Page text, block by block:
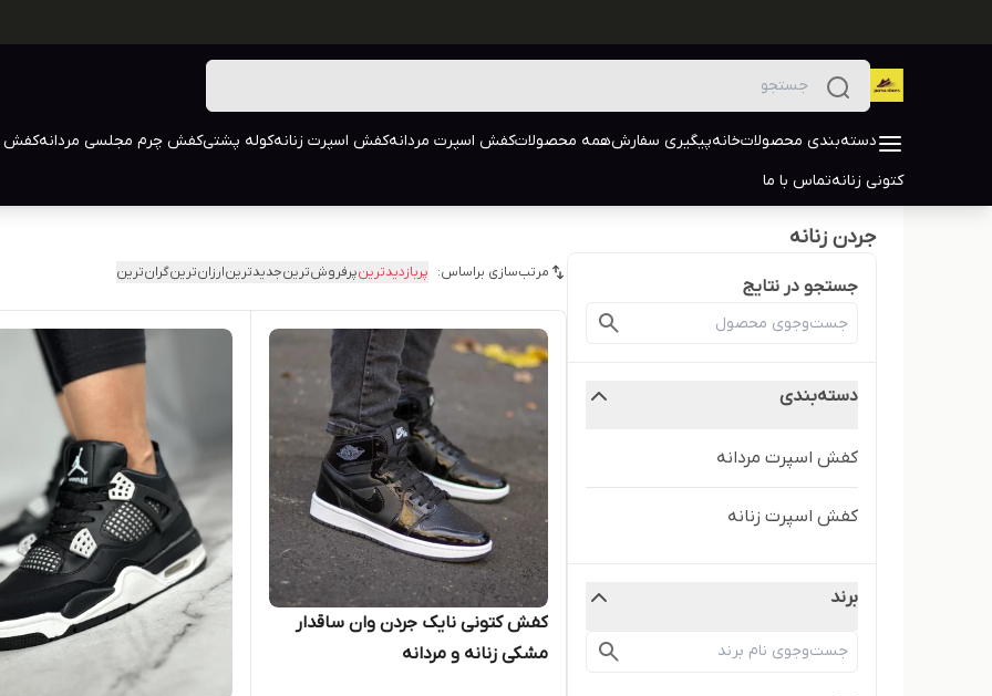
دسته‌بندی محصولاتخانهپیگیری سفارشهمه محصولاتکفش اسپرت مردانهکفش اسپرت زنانهکوله پشتیکفش چرم مجلسی مردانهکفش
کتونی زنانهتماس با ما
جردن زنانه
جستجو در نتایج
دسته‌بندی
کفش اسپرت مردانه
کفش اسپرت زنانه
برند
مرتب‌سازی براساس: پربازدیدترینپرفروش‌ترینجدیدترینارزان‌ترینگران‌ترین
کفش کتونی نایک جردن وان ساقدار
مشکی زنانه و مردانه